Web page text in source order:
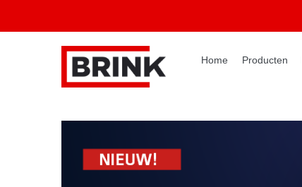
Home Producten